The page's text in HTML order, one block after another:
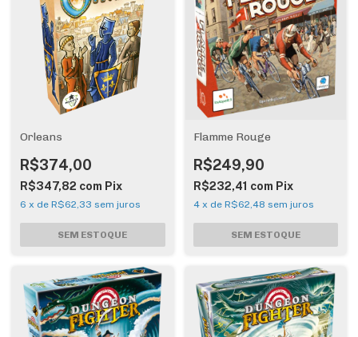
Orleans
R$374,00
R$347,82 com Pix
6 x de R$62,33 sem juros
Flamme Rouge
R$249,90
R$232,41 com Pix
4 x de R$62,48 sem juros